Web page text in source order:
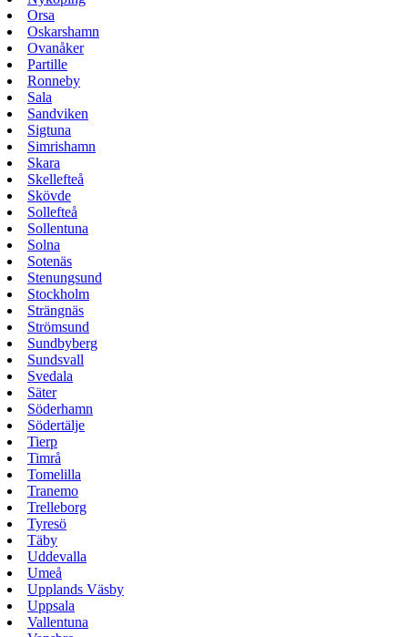
Orsa
Oskarshamn
Ovanåker
Partille
Ronneby
Sala
Sandviken
Sigtuna
Simrishamn
Skara
Skellefteå
Skövde
Sollefteå
Sollentuna
Solna
Sotenäs
Stenungsund
Stockholm
Strängnäs
Strömsund
Sundbyberg
Sundsvall
Svedala
Säter
Söderhamn
Södertälje
Tierp
Timrå
Tomelilla
Tranemo
Trelleborg
Tyresö
Täby
Uddevalla
Umeå
Upplands Väsby
Uppsala
Vallentuna